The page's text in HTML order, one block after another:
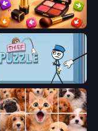
Tap Gallery
Thief Puzzle